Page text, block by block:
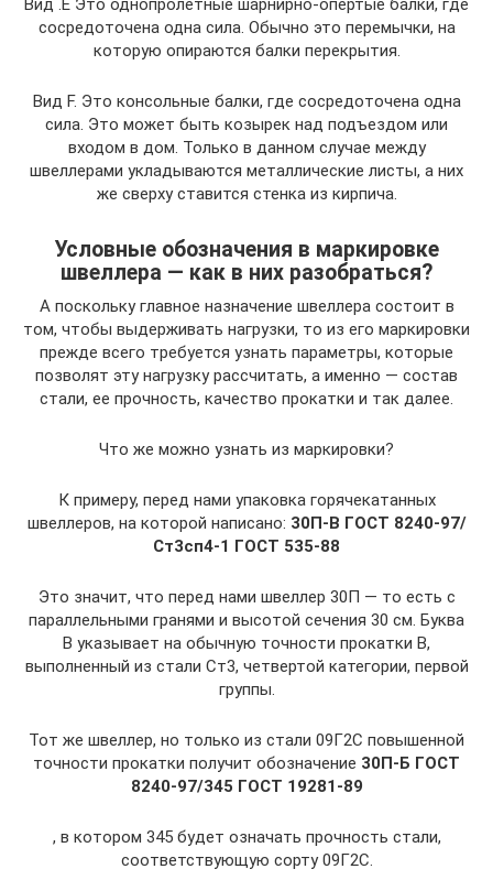
Вид .E Это однопролетные шарнирно-опертые балки, где
сосредоточена одна сила. Обычно это перемычки, на
которую опираются балки перекрытия.
Вид F. Это консольные балки, где сосредоточена одна
сила. Это может быть козырек над подъездом или
входом в дом. Только в данном случае между
швеллерами укладываются металлические листы, а них
же сверху ставится стенка из кирпича.
Условные обозначения в маркировке
швеллера — как в них разобраться?
А поскольку главное назначение швеллера состоит в
том, чтобы выдерживать нагрузки, то из его маркировки
прежде всего требуется узнать параметры, которые
позволят эту нагрузку рассчитать, а именно — состав
стали, ее прочность, качество прокатки и так далее.
Что же можно узнать из маркировки?
К примеру, перед нами упаковка горячекатанных
швеллеров, на которой написано: 30П-В ГОСТ 8240-97/
Ст3сп4-1 ГОСТ 535-88
Это значит, что перед нами швеллер 30П — то есть с
параллельными гранями и высотой сечения 30 см. Буква
В указывает на обычную точности прокатки В,
выполненный из стали Ст3, четвертой категории, первой
группы.
Тот же швеллер, но только из стали 09Г2С повышенной
точности прокатки получит обозначение 30П-Б ГОСТ
8240-97/345 ГОСТ 19281-89
, в котором 345 будет означать прочность стали,
соответствующую сорту 09Г2С.